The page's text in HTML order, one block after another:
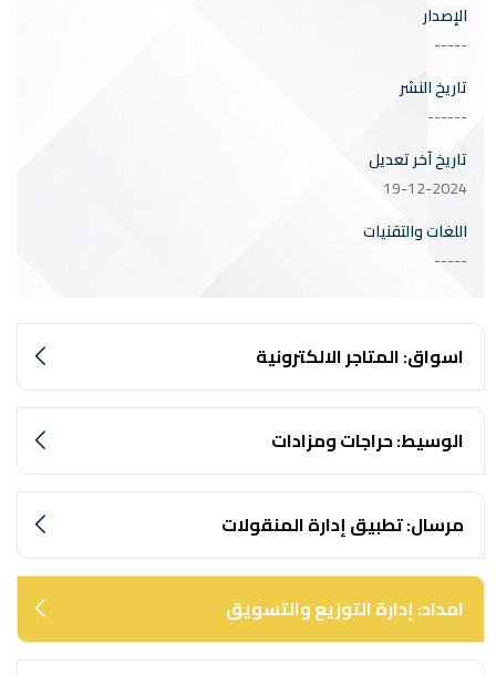
الإصدار
-----
تاريخ النشر
------
تاريخ آخر تعديل
19-12-2024
اللغات والتقنيات
-----
اسواق: المتاجر الالكترونية
الوسيط: حراجات ومزادات
مرسال: تطبيق إدارة المنقولات
امداد: إدارة التوزيع والتسويق